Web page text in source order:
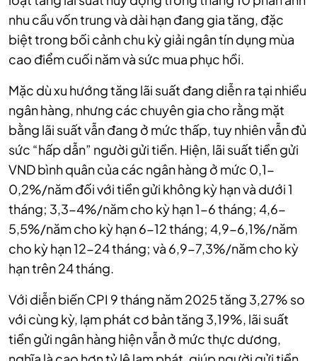
nhu cầu vốn trung và dài hạn đang gia tăng, đặc
biệt trong bối cảnh chu kỳ giải ngân tín dụng mùa
cao điểm cuối năm và sức mua phục hồi.
Mặc dù xu hướng tăng lãi suất đang diễn ra tại nhiều
ngân hàng, nhưng các chuyên gia cho rằng mặt
bằng lãi suất vẫn đang ở mức thấp, tuy nhiên vẫn đủ
sức “hấp dẫn” người gửi tiền. Hiện, lãi suất tiền gửi
VND bình quân của các ngân hàng ở mức 0,1-
0,2%/năm đối với tiền gửi không kỳ hạn và dưới 1
tháng; 3,3-4%/năm cho kỳ hạn 1-6 tháng; 4,6-
5,5%/năm cho kỳ hạn 6-12 tháng; 4,9-6,1%/năm
cho kỳ hạn 12-24 tháng; và 6,9-7,3%/năm cho kỳ
hạn trên 24 tháng.
Với diễn biến CPI 9 tháng năm 2025 tăng 3,27% so
với cùng kỳ, lạm phát cơ bản tăng 3,19%, lãi suất
tiền gửi ngân hàng hiện vẫn ở mức thực dương,